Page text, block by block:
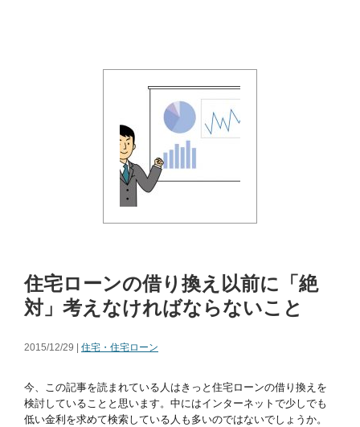
住宅ローンの借り換え以前に「絶
対」考えなければならないこと
2015/12/29 | 住宅・住宅ローン
今、この記事を読まれている人はきっと住宅ローンの借り換えを
検討していることと思います。中にはインターネットで少しでも
低い金利を求めて検索している人も多いのではないでしょうか。